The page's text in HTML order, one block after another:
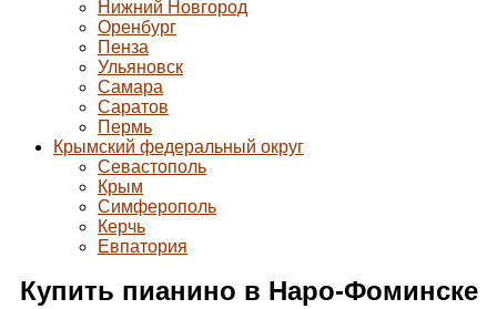
Нижний Новгород
Оренбург
Пенза
Ульяновск
Самара
Саратов
Пермь
Крымский федеральный округ
Севастополь
Крым
Симферополь
Керчь
Евпатория
Купить пианино в Наро-Фоминске